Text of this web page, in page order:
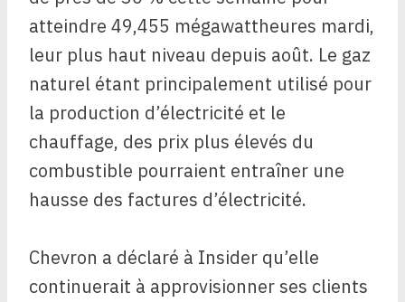
atteindre 49,455 mégawattheures mardi,
leur plus haut niveau depuis août. Le gaz
naturel étant principalement utilisé pour
la production d’électricité et le
chauffage, des prix plus élevés du
combustible pourraient entraîner une
hausse des factures d’électricité.
Chevron a déclaré à Insider qu’elle
continuerait à approvisionner ses clients